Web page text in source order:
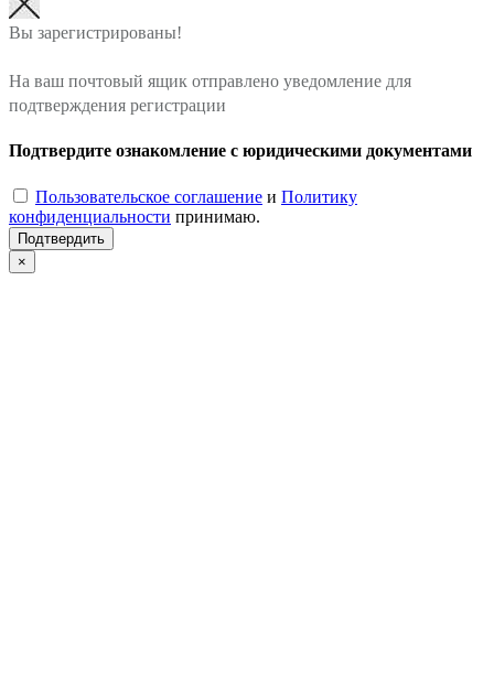
Вы зарегистрированы!
На ваш почтовый ящик отправлено уведомление для
подтверждения регистрации
Подтвердите ознакомление с юридическими документами
Пользовательское соглашение и Политику
конфиденциальности принимаю.
Подтвердить
×